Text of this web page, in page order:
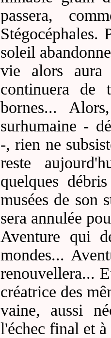
passera,
Stégocéphales.
soleil
vie alors aura
continuera de
bornes...
surhumaine -
-, rien ne
reste
quelques
musées de son
sera annulée
Aventure qui
mondes...
renouvellera...
créatrice des
vaine, aussi
l'échec final et